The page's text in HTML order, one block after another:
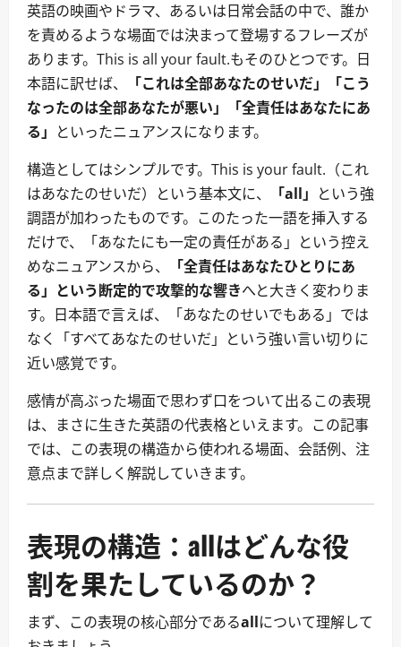
英語の映画やドラマ、あるいは日常会話の中で、誰か
を責めるような場面では決まって登場するフレーズが
あります。This is all your fault.もそのひとつです。日
本語に訳せば、
「これは全部あなたのせいだ」「こう
なったのは全部あなたが悪い」「全責任はあなたにあ
る」 といったニュアンスになります。
構造としてはシンプルです。This is your fault.（これ
はあなたのせいだ）という基本文に、
「all」 という強
調語が加わったものです。このたった一語を挿入する
だけで、「あなたにも一定の責任がある」という控え
めなニュアンスから、
「全責任はあなたひとりにあ
る」という断定的で攻撃的な響きへと大きく変わりま
す。日本語で言えば、「あなたのせいでもある」では
なく「すべてあなたのせいだ」という強い言い切りに
近い感覚です。
感情が高ぶった場面で思わず口をついて出るこの表現
は、まさに生きた英語の代表格といえます。この記事
では、この表現の構造から使われる場面、会話例、注
意点まで詳しく解説していきます。
表現の構造：allはどんな役
割を果たしているのか？
まず、この表現の核心部分であるallについて理解して